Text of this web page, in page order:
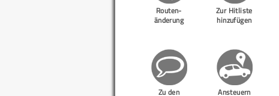
Routen-
änderung
Zur Hitliste
hinzufügen
Zu den
Ansteuern